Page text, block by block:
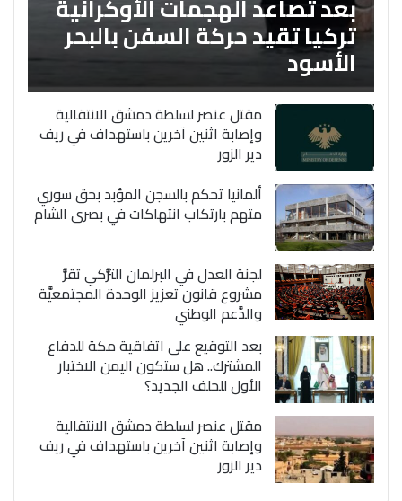
تركيا تقيد حركة السفن بالبحر
الأسود
مقتل عنصر لسلطة دمشق الانتقالية
وإصابة اثنين آخرين باستهداف في ريف
دير الزور
ألمانيا تحكم بالسجن المؤبد بحق سوري
متهم بارتكاب انتهاكات في بصرى الشام
لجنة العدل في البرلمان التُّركي تقرُّ
مشروع قانون تعزيز الوحدة المجتمعيَّة
والدَّعم الوطني
بعد التوقيع على اتفاقية مكة للدفاع
المشترك.. هل ستكون اليمن الاختبار
الأول للحلف الجديد؟
مقتل عنصر لسلطة دمشق الانتقالية
وإصابة اثنين آخرين باستهداف في ريف
دير الزور